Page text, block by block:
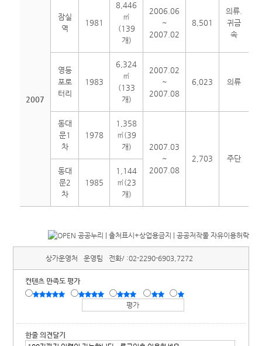
2007
잠실
역
1981
8,446
㎡
(139
개)
2006.06
~
2007.02
8,501
의류.
귀금
속
영등
포로
터리
1983
6,324
㎡
(133
개)
2007.02
~
2007.08
6,023 의류
동대
문1
차
1978
1,358
㎡(39
개)
2007.03
~
2007.08
2,703
주단
동대
문2
차
1985
1,144
㎡(23
개)
상가운영처 운영팀 전화/ :02-2290-6903,7272
컨텐츠 만족도 평가
한줄 의견달기